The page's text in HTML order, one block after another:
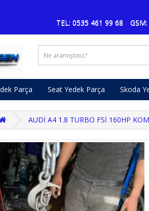
TEL: 0535 461 99 68
Parça Seat Yedek Parça Skoda
AUDİ A4 1.8 TURBO FSİ 160HP